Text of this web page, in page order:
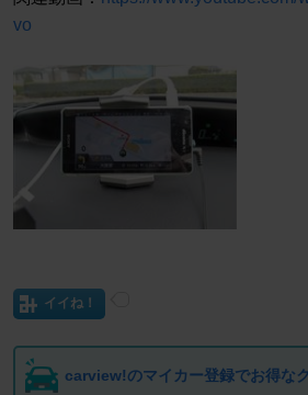
vo
イイね！
carview!のマイカー登録でお得な